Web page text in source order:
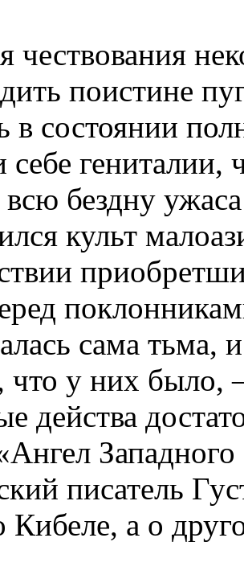
чествования
поистине
в состоянии
себе
всю бездну
культ
сама тьма,
что у них было,
действа
писатель
Кибеле, а о